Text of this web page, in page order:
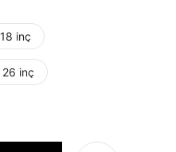
18 inç
26 inç